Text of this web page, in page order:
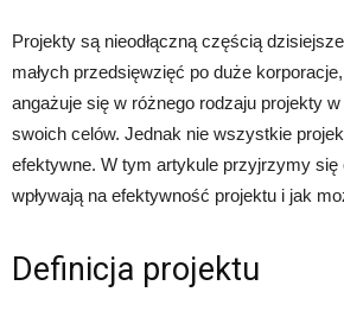
Projekty są nieodłączną częścią
małych przedsięwzięć po duże
angażuje się w różnego rodzaju projekty
swoich celów. Jednak nie wszystkie
efektywne. W tym artykule przyjrzymy
wpływają na efektywność projektu i jak
Definicja projektu